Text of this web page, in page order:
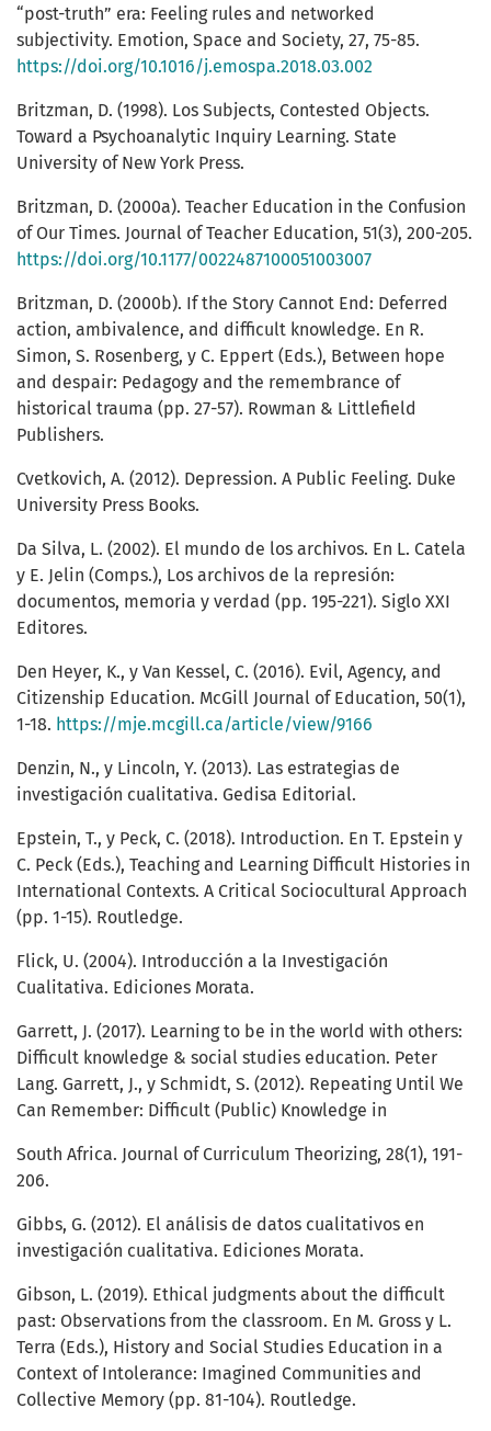
“post-truth” era: Feeling rules and networked
subjectivity. Emotion, Space and Society, 27, 75-85.
https://doi.org/10.1016/j.emospa.2018.03.002
Britzman, D. (1998). Los Subjects, Contested Objects.
Toward a Psychoanalytic Inquiry Learning. State
University of New York Press.
Britzman, D. (2000a). Teacher Education in the Confusion
of Our Times. Journal of Teacher Education, 51(3), 200-205.
https://doi.org/10.1177/0022487100051003007
Britzman, D. (2000b). If the Story Cannot End: Deferred
action, ambivalence, and difficult knowledge. En R.
Simon, S. Rosenberg, y C. Eppert (Eds.), Between hope
and despair: Pedagogy and the remembrance of
historical trauma (pp. 27-57). Rowman & Littlefield
Publishers.
Cvetkovich, A. (2012). Depression. A Public Feeling. Duke
University Press Books.
Da Silva, L. (2002). El mundo de los archivos. En L. Catela
y E. Jelin (Comps.), Los archivos de la represión:
documentos, memoria y verdad (pp. 195-221). Siglo XXI
Editores.
Den Heyer, K., y Van Kessel, C. (2016). Evil, Agency, and
Citizenship Education. McGill Journal of Education, 50(1),
1-18. https://mje.mcgill.ca/article/view/9166
Denzin, N., y Lincoln, Y. (2013). Las estrategias de
investigación cualitativa. Gedisa Editorial.
Epstein, T., y Peck, C. (2018). Introduction. En T. Epstein y
C. Peck (Eds.), Teaching and Learning Difficult Histories in
International Contexts. A Critical Sociocultural Approach
(pp. 1-15). Routledge.
Flick, U. (2004). Introducción a la Investigación
Cualitativa. Ediciones Morata.
Garrett, J. (2017). Learning to be in the world with others:
Difficult knowledge & social studies education. Peter
Lang. Garrett, J., y Schmidt, S. (2012). Repeating Until We
Can Remember: Difficult (Public) Knowledge in
South Africa. Journal of Curriculum Theorizing, 28(1), 191-
206.
Gibbs, G. (2012). El análisis de datos cualitativos en
investigación cualitativa. Ediciones Morata.
Gibson, L. (2019). Ethical judgments about the difficult
past: Observations from the classroom. En M. Gross y L.
Terra (Eds.), History and Social Studies Education in a
Context of Intolerance: Imagined Communities and
Collective Memory (pp. 81-104). Routledge.